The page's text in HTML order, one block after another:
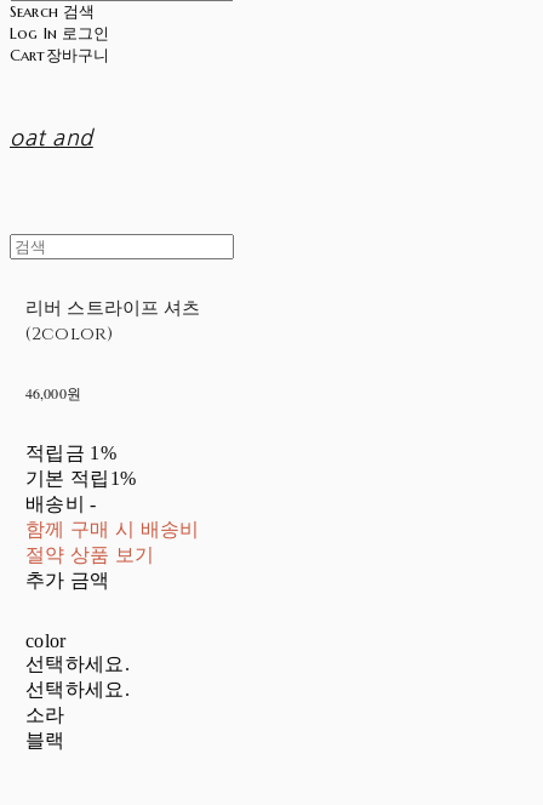
Search 검색
Log In 로그인
Cart장바구니
oat and
리버 스트라이프 셔츠
(2color)
46,000원
적립금 1%
기본 적립 1%
배송비-
함께 구매 시 배송비
절약 상품 보기
추가 금액
color
선택하세요.
선택하세요.
소라
블랙